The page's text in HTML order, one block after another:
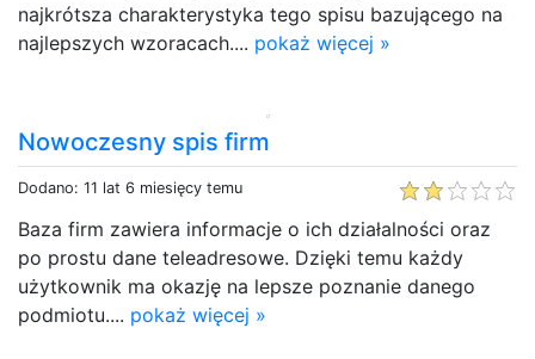
najkrótsza charakterystyka tego spisu bazującego na
najlepszych wzoracach.... pokaż więcej »
Nowoczesny spis firm
Dodano: 11 lat 6 miesięcy temu
Baza firm zawiera informacje o ich działalności oraz
po prostu dane teleadresowe. Dzięki temu każdy
użytkownik ma okazję na lepsze poznanie danego
podmiotu.... pokaż więcej »